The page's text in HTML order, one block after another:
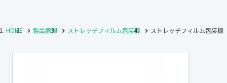
HOME 製品情報 ストレッチフィルム包装機 ストレッチフィルム包装